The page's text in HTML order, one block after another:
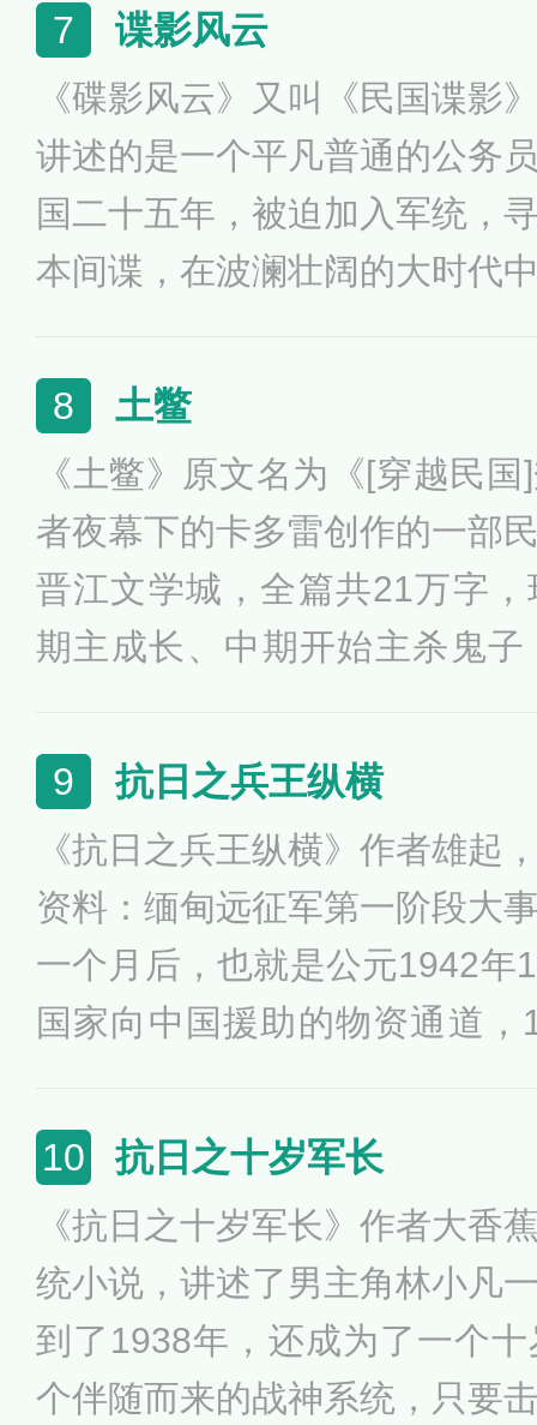
的抗战人生呢？
7 谍影风云
《碟影风云》又叫《民国谍影
讲述的是一个平凡普通的公务
国二十五年，被迫加入军统，
本间谍，在波澜壮阔的大时代
海生涯的精彩故事。
8 土鳖
《土鳖》原文名为《[穿越民
者夜幕下的卡多雷创作的一部
晋江文学城，全篇共21万字
期主成长、中期开始主杀鬼
北，积极投入到抗战后与在
子“秃尾巴老李”的一连串“基情”
9 抗日之兵王纵横
《抗日之兵王纵横》作者雄起
资料：缅甸远征军第一阶段大
一个月后，也就是公元1942年
国家向中国援助的物资通道
石亲自担任总司令，史迪威
日，蒋介石调集10万大军，
称‘缅甸远征军’...
10 抗日之十岁军长
《抗日之十岁军长》作者大香
统小说，讲述了男主角林小凡
到了1938年，还成为了一个
个伴随而来的战神系统，只要